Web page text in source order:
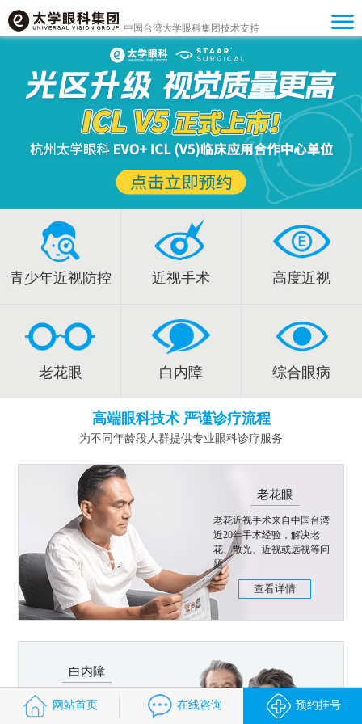
中国台湾大学眼科集团技术支持
青少年近视防控 近视手术 高度近视
老花眼 白内障 综合眼病
高端眼科技术 严谨诊疗流程
为不同年龄段人群提供专业眼科诊疗服务
老花眼
老花近视手术来自中国台湾
近20年手术经验，解决老
花、散光、近视或远视等问
题
查看详情
白内障
飞秒白内障手术智能操作，
个性化手术方案，治疗白内
网站首页 在线咨询 预约挂号